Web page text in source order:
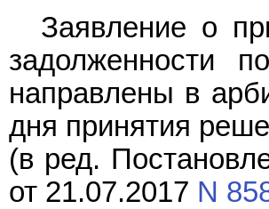
Заявление о
задолженности
направлены в
дня принятия
(в ред.
от 21.07.2017 N